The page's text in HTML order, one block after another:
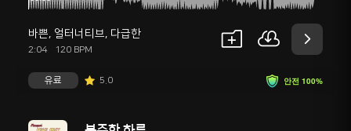
바쁜, 얼터너티브, 다급한
2:04 120 BPM
안전 100%
유료 5.0